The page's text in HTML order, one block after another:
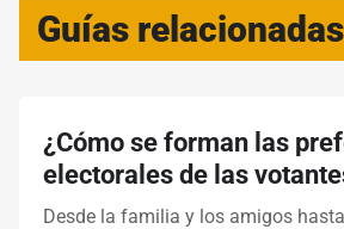
Guías relacionadas
¿Cómo se forman las
electorales de las
Desde la familia y los amigos